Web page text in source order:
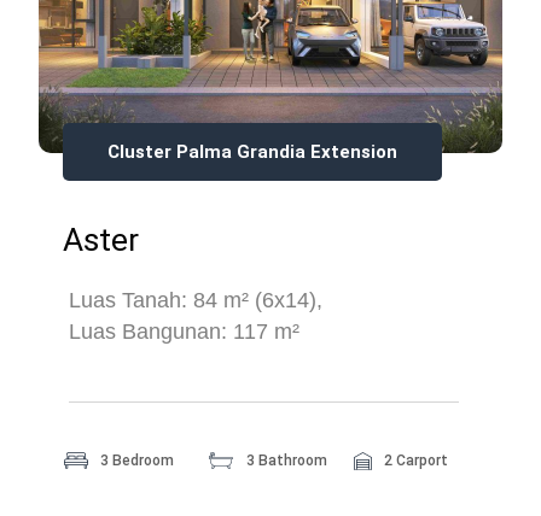
Cluster Palma Grandia Extension
Aster
Luas Tanah: 84 m² (6x14),
Luas Bangunan: 117 m²
3 Bedroom 3 Bathroom 2 Carport